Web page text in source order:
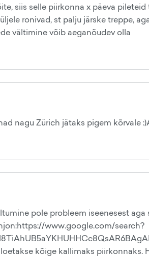
siis selle piirkonna x päeva
ronivad, st palju järske treppe,
vältimine võib aeganõudev olla
nagu Zürich jätaks pigem kõrvale
pole probleem iseenesest
www.google.com/search?
kõige kallimaks piirkonnaks.